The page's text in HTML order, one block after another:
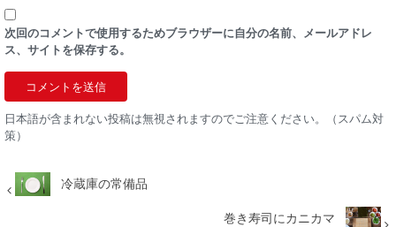
次回のコメントで使用するためブラウザーに自分の名前、メールアドレ
ス、サイトを保存する。
日本語が含まれない投稿は無視されますのでご注意ください。（スパム対
策）
冷蔵庫の常備品
巻き寿司にカニカマ